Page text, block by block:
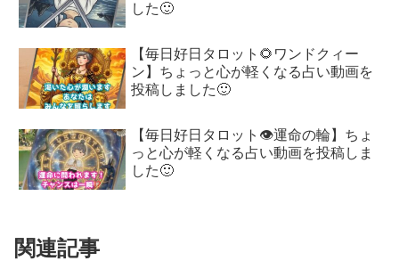
した🙂
【毎日好日タロット🌻ワンドクィー
ン】ちょっと心が軽くなる占い動画を
投稿しました🙂
【毎日好日タロット👁️運命の輪】ちょ
っと心が軽くなる占い動画を投稿しま
した🙂
関連記事